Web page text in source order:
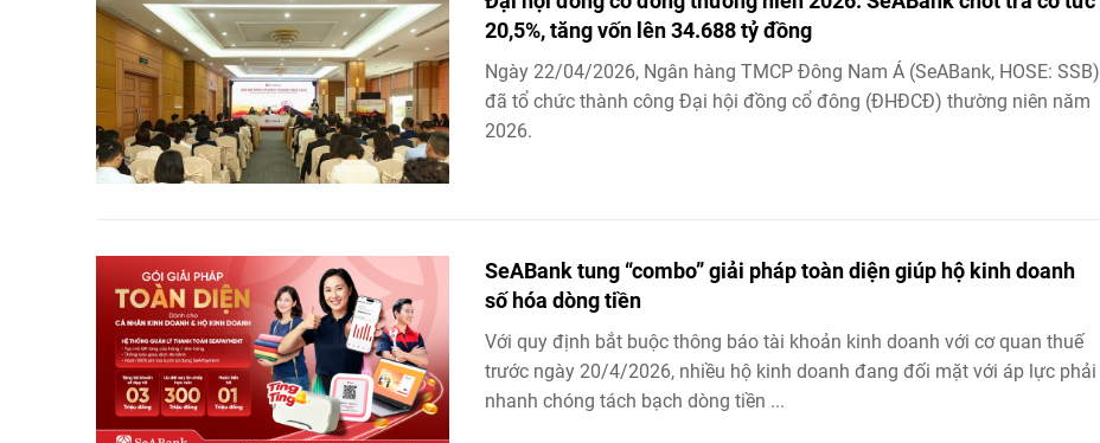
20,5%, tăng vốn lên 34.688 tỷ đồng
Ngày 22/04/2026, Ngân hàng TMCP Đông Nam Á (SeABank, HOSE: SSB)
đã tổ chức thành công Đại hội đồng cổ đông (ĐHĐCĐ) thường niên năm
2026.
SeABank tung “combo” giải pháp toàn diện giúp hộ kinh doanh
số hóa dòng tiền
Với quy định bắt buộc thông báo tài khoản kinh doanh với cơ quan thuế
trước ngày 20/4/2026, nhiều hộ kinh doanh đang đối mặt với áp lực phải
nhanh chóng tách bạch dòng tiền ...